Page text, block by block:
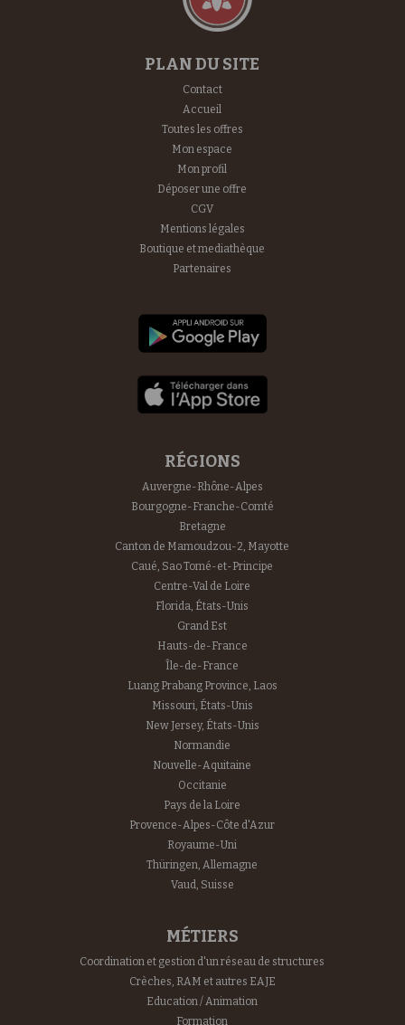
PLAN DU SITE
Contact
Accueil
Toutes les offres
Mon espace
Mon profil
Déposer une offre
CGV
Mentions légales
Boutique et mediathèque
Partenaires
RÉGIONS
Auvergne-Rhône-Alpes
Bourgogne-Franche-Comté
Bretagne
Canton de Mamoudzou-2, Mayotte
Caué, Sao Tomé-et-Principe
Centre-Val de Loire
Florida, États-Unis
Grand Est
Hauts-de-France
Île-de-France
Luang Prabang Province, Laos
Missouri, États-Unis
New Jersey, États-Unis
Normandie
Nouvelle-Aquitaine
Occitanie
Pays de la Loire
Provence-Alpes-Côte d'Azur
Royaume-Uni
Thüringen, Allemagne
Vaud, Suisse
MÉTIERS
Coordination et gestion d'un réseau de structures
Crèches, RAM et autres EAJE
Education / Animation
Formation